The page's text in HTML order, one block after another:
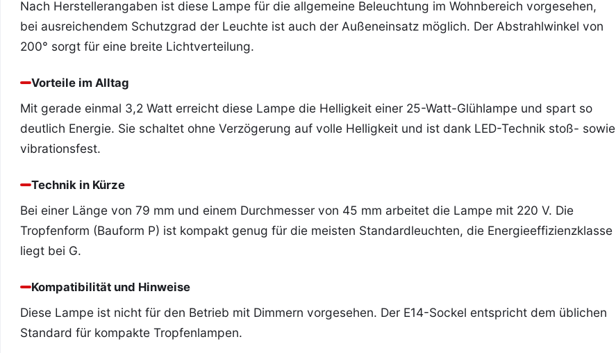
Nach Herstellerangaben ist diese Lampe für die allgemeine Beleuchtung im Wohnbereich vorgesehen,
bei ausreichendem Schutzgrad der Leuchte ist auch der Außeneinsatz möglich. Der Abstrahlwinkel von
200° sorgt für eine breite Lichtverteilung.
Vorteile im Alltag
Mit gerade einmal 3,2 Watt erreicht diese Lampe die Helligkeit einer 25-Watt-Glühlampe und spart so
deutlich Energie. Sie schaltet ohne Verzögerung auf volle Helligkeit und ist dank LED-Technik stoß- sowie
vibrationsfest.
Technik in Kürze
Bei einer Länge von 79 mm und einem Durchmesser von 45 mm arbeitet die Lampe mit 220 V. Die
Tropfenform (Bauform P) ist kompakt genug für die meisten Standardleuchten, die Energieeffizienzklasse
liegt bei G.
Kompatibilität und Hinweise
Diese Lampe ist nicht für den Betrieb mit Dimmern vorgesehen. Der E14-Sockel entspricht dem üblichen
Standard für kompakte Tropfenlampen.